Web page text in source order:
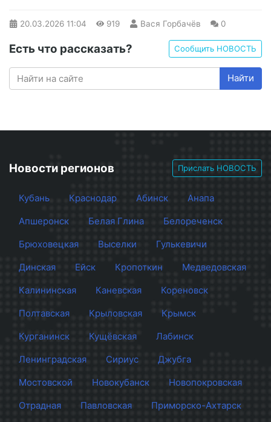
20.03.2026 11:04 919 Вася Горбачёв 0
Есть что рассказать? Сообщить НОВОСТЬ
Найти
Новости регионов Прислать НОВОСТЬ
Кубань Краснодар Абинск
Анапа
Апшеронск
Белая Глина
Белореченск
Брюховецкая
Выселки
Гулькевичи
Динская
Ейск Кропоткин
Медведовская
Калининская
Каневская
Кореновск
Полтавская
Крыловская
Крымск
Курганинск
Кущёвская
Лабинск
Ленинградская
Сириус
Джубга
Мостовской
Новокубанск
Новопокровская
Отрадная
Павловская
Приморско-Ахтарск